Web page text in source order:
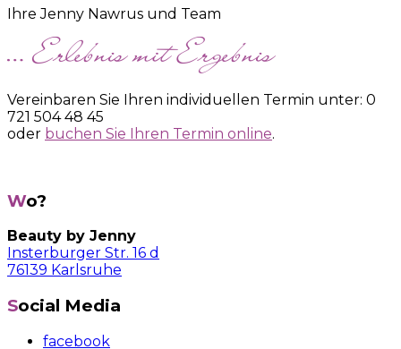
Ihre Jenny Nawrus und Team
Vereinbaren Sie Ihren individuellen Termin unter: 0
721 504 48 45
oder buchen Sie Ihren Termin online.
Wo?
Beauty by Jenny
Insterburger Str. 16 d
76139 Karlsruhe
Social Media
facebook